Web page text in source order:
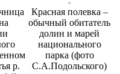
р.
Красная полевка –
обычный обитатель
долин и марей
национального
парка (фото
С.А.Подольского)